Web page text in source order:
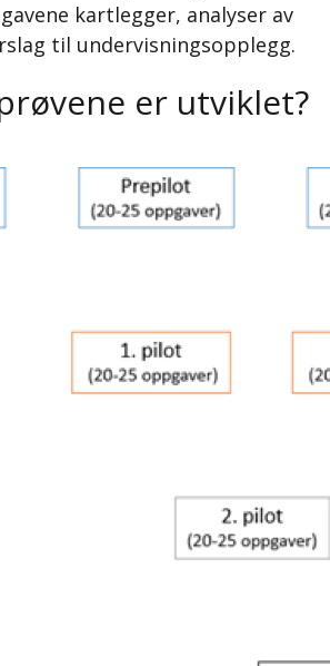
kartlegger, analyser av
til undervisningsopplegg.
er utviklet?